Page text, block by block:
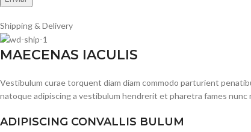
Shipping & Delivery
MAECENAS IACULIS
Vestibulum curae torquent diam diam commodo parturient
natoque adipiscing a vestibulum hendrerit et pharetra fames nunc
ADIPISCING CONVALLIS BULUM